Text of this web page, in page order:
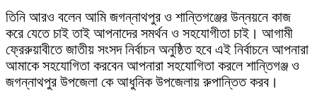
তিনি আরও বলেন আমি জগন্নাথপুর ও শান্তিগঞ্জের উন্নয়নে কাজ
করে যেতে চাই তাই আপনাদের সমর্থন ও সহযোগীতা চাই। আগামী
ফ্রেরুয়াবীতে জাতীয় সংসদ নির্বাচন অনুষ্ঠিত হবে এই নির্বাচনে আপনারা
আমাকে সহযোগিতা করবেন আপনারা সহযোগিতা করলে শান্তিগঞ্জ ও
জগন্নাথপুর উপজেলা কে আধুনিক উপজেলায় রুপান্তিত করব।